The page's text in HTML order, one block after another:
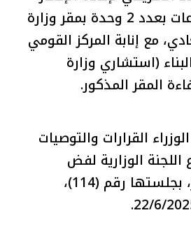
والتنمية بعد النزاعات بعدد 2 وحدة بمقر وزارة
مع إنابة المركز القومي
(استشاري وزارة
المقر المذكور.
القرارات والتوصيات
الوزارية لفض
منازعات الاستثمار، بجلستها رقم (114)،